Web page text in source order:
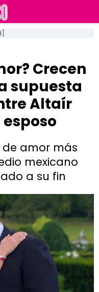
Crecen
supuesta
Altaír
de amor más
mexicano
a su fin